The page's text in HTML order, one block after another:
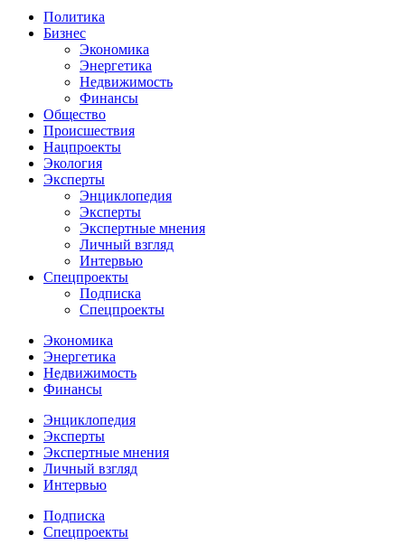
Политика
Бизнес
Экономика
Энергетика
Недвижимость
Финансы
Общество
Происшествия
Нацпроекты
Экология
Эксперты
Энциклопедия
Эксперты
Экспертные мнения
Личный взгляд
Интервью
Спецпроекты
Подписка
Спецпроекты
Экономика
Энергетика
Недвижимость
Финансы
Энциклопедия
Эксперты
Экспертные мнения
Личный взгляд
Интервью
Подписка
Спецпроекты